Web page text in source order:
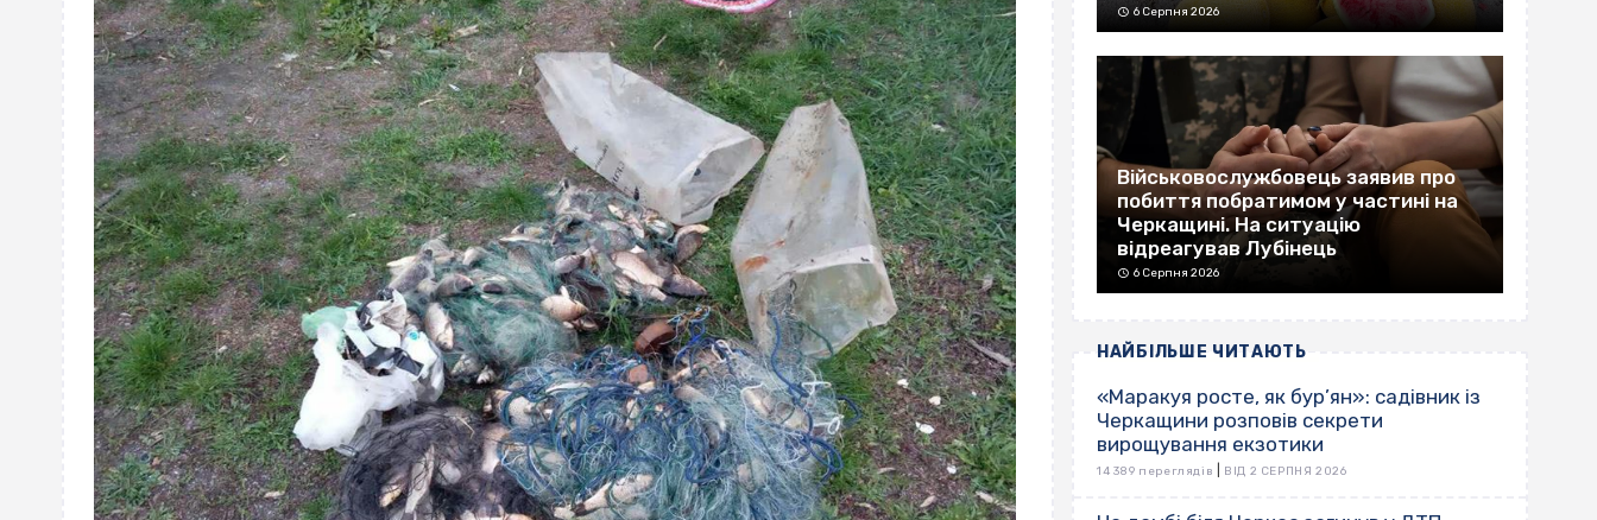
6 Серпня 2026
Військовослужбовець заявив про
побиття побратимом у частині на
Черкащині. На ситуацію
відреагував Лубінець
6 Серпня 2026
НАЙБІЛЬШЕ ЧИТАЮТЬ
«Маракуя росте, як бур’ян»: садівник із
Черкащини розповів секрети
вирощування екзотики
14 389 переглядів ВІД 2 СЕРПНЯ 2026